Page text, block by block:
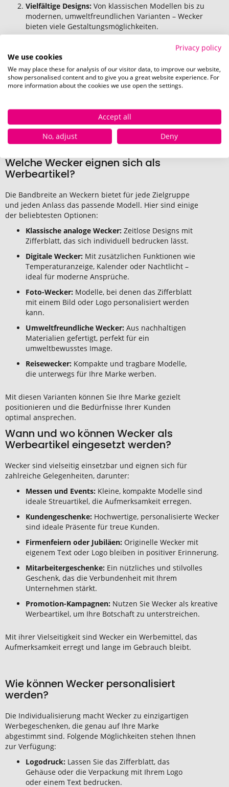
Vielfältige Designs: Von klassischen Modellen bis zu
modernen, umweltfreundlichen Varianten – Wecker
bieten viele Gestaltungsmöglichkeiten.
Zeichen von Wertschätzung und bleiben lange im Besitz
des Empfängers.
Flexibilität:Ob als Streuartikel, hochwertiges
Kundengeschenk oder gezielte Werbung – Wecker
Wecker schaffen eine dauerhafte Verbindung zwischen Ihrer
Marke und den alltäglichen Routinen Ihrer Zielgruppe.
Welche Wecker eignen sich als
Werbeartikel?
Die Bandbreite an Weckern bietet für jede Zielgruppe
und jeden Anlass das passende Modell. Hier sind einige
der beliebtesten Optionen:
Klassische analoge Wecker: Zeitlose Designs mit
Zifferblatt, das sich individuell bedrucken lässt.
Digitale Wecker: Mit zusätzlichen Funktionen wie
Temperaturanzeige, Kalender oder Nachtlicht –
ideal für moderne Ansprüche.
Foto-Wecker: Modelle, bei denen das Zifferblatt
mit einem Bild oder Logo personalisiert werden
kann.
Umweltfreundliche Wecker: Aus nachhaltigen
Materialien gefertigt, perfekt für ein
umweltbewusstes Image.
Reisewecker: Kompakte und tragbare Modelle,
die unterwegs für Ihre Marke werben.
Mit diesen Varianten können Sie Ihre Marke gezielt
positionieren und die Bedürfnisse Ihrer Kunden
optimal ansprechen.
Wann und wo können Wecker als
Werbeartikel eingesetzt werden?
Wecker sind vielseitig einsetzbar und eignen sich für
zahlreiche Gelegenheiten, darunter:
Messen und Events: Kleine, kompakte Modelle sind
ideale Streuartikel, die Aufmerksamkeit erregen.
Kundengeschenke: Hochwertige, personalisierte Wecker
sind ideale Präsente für treue Kunden.
Firmenfeiern oder Jubiläen: Originelle Wecker mit
eigenem Text oder Logo bleiben in positiver Erinnerung.
Mitarbeitergeschenke: Ein nützliches und stilvolles
Geschenk, das die Verbundenheit mit Ihrem
Unternehmen stärkt.
Promotion-Kampagnen: Nutzen Sie Wecker als kreative
Werbeartikel, um Ihre Botschaft zu unterstreichen.
Mit ihrer Vielseitigkeit sind Wecker ein Werbemittel, das
Aufmerksamkeit erregt und lange im Gebrauch bleibt.
Wie können Wecker personalisiert
werden?
Die Individualisierung macht Wecker zu einzigartigen
Werbegeschenken, die genau auf Ihre Marke
abgestimmt sind. Folgende Möglichkeiten stehen Ihnen
zur Verfügung:
Logodruck: Lassen Sie das Zifferblatt, das
Gehäuse oder die Verpackung mit Ihrem Logo
oder einem Text bedrucken.
Privacy policy
We use cookies
We may place these for analysis of our visitor data, to improve our website,
show personalised content and to give you a great website experience. For
more information about the cookies we use open the settings.
Accept all
No, adjust
Deny